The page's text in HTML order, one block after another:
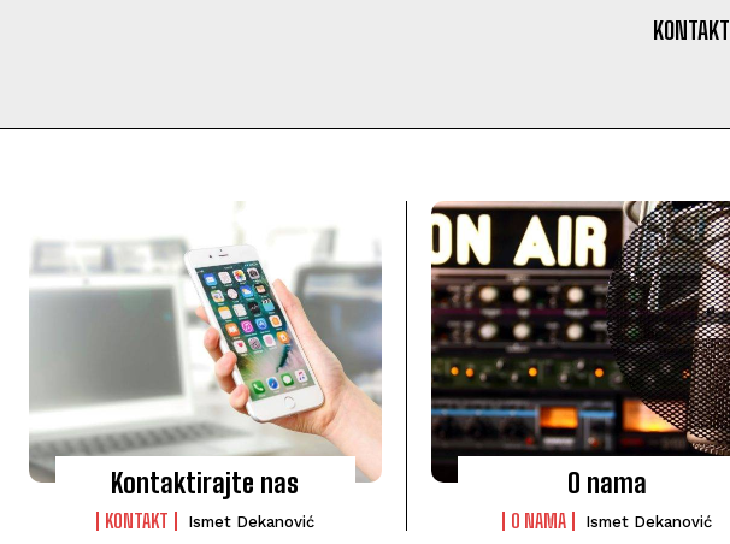
KONTAKT
Kontaktirajte nas
KONTAKT Ismet Dekanović
O nama
O NAMA Ismet Dekanović